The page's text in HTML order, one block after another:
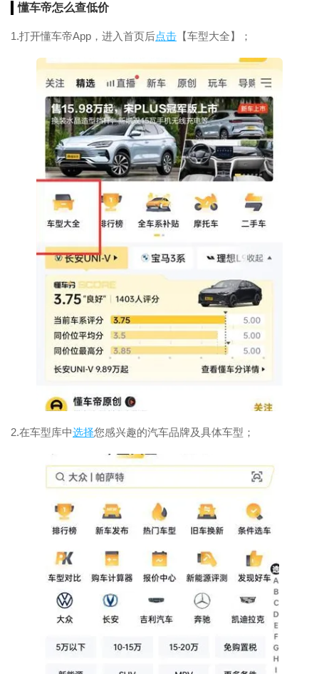
懂车帝怎么查低价
1.打开懂车帝App，进入首页后点击 【车型大全】；
2.在车型库中选择您感兴趣的汽车品牌及具体车型；